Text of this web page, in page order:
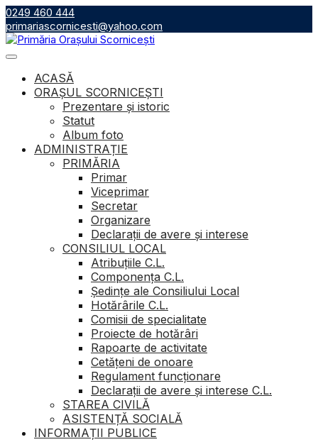
Skip
to
content
0249 460 444
primariascornicesti@yahoo.com
ACASĂ
ORAȘUL SCORNICEȘTI
Prezentare și istoric
Statut
Album foto
ADMINISTRAȚIE
PRIMĂRIA
Primar
Viceprimar
Secretar
Organizare
Declarații de avere și interese
CONSILIUL LOCAL
Atribuţiile C.L.
Componenţa C.L.
Ședințe ale Consiliului Local
Hotărârile C.L.
Comisii de specialitate
Proiecte de hotărâri
Rapoarte de activitate
Cetățeni de onoare
Regulament funcționare
Declarații de avere și interese C.L.
STAREA CIVILĂ
ASISTENȚĂ SOCIALĂ
INFORMAȚII PUBLICE